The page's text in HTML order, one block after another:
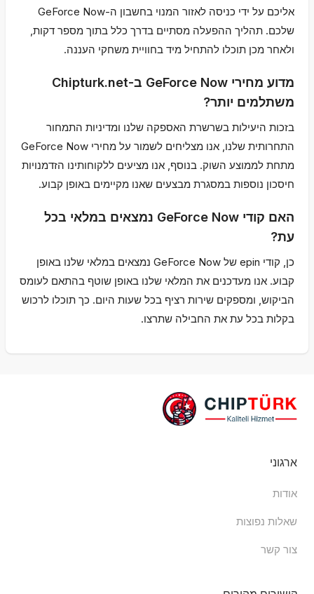
אליכם על ידי כניסה לאזור המנוי בחשבון ה-GeForce Now
שלכם. תהליך ההפעלה מסתיים בדרך כלל בתוך מספר דקות,
ולאחר מכן תוכלו להתחיל מיד בחוויית משחקי העננה.
מדוע מחירי GeForce Now ב-Chipturk.net
משתלמים יותר?
בזכות היעילות בשרשרת האספקה שלנו ומדיניות התמחור
התחרותית שלנו, אנו מצליחים לשמור על מחירי GeForce Now
מתחת לממוצע השוק. בנוסף, אנו מציעים ללקוחותינו הזדמנויות
חיסכון נוספות במסגרת מבצעים שאנו מקיימים באופן קבוע.
האם קודי GeForce Now נמצאים במלאי בכל
עת?
כן, קודי epin של GeForce Now נמצאים במלאי שלנו באופן
קבוע. אנו מעדכנים את המלאי שלנו באופן שוטף בהתאם לעומס
הביקוש, ומספקים שירות רציף בכל שעות היום. כך תוכלו לרכוש
בקלות בכל עת את החבילה שתרצו.
ארגוני
אודות
שאלות נפוצות
צור קשר